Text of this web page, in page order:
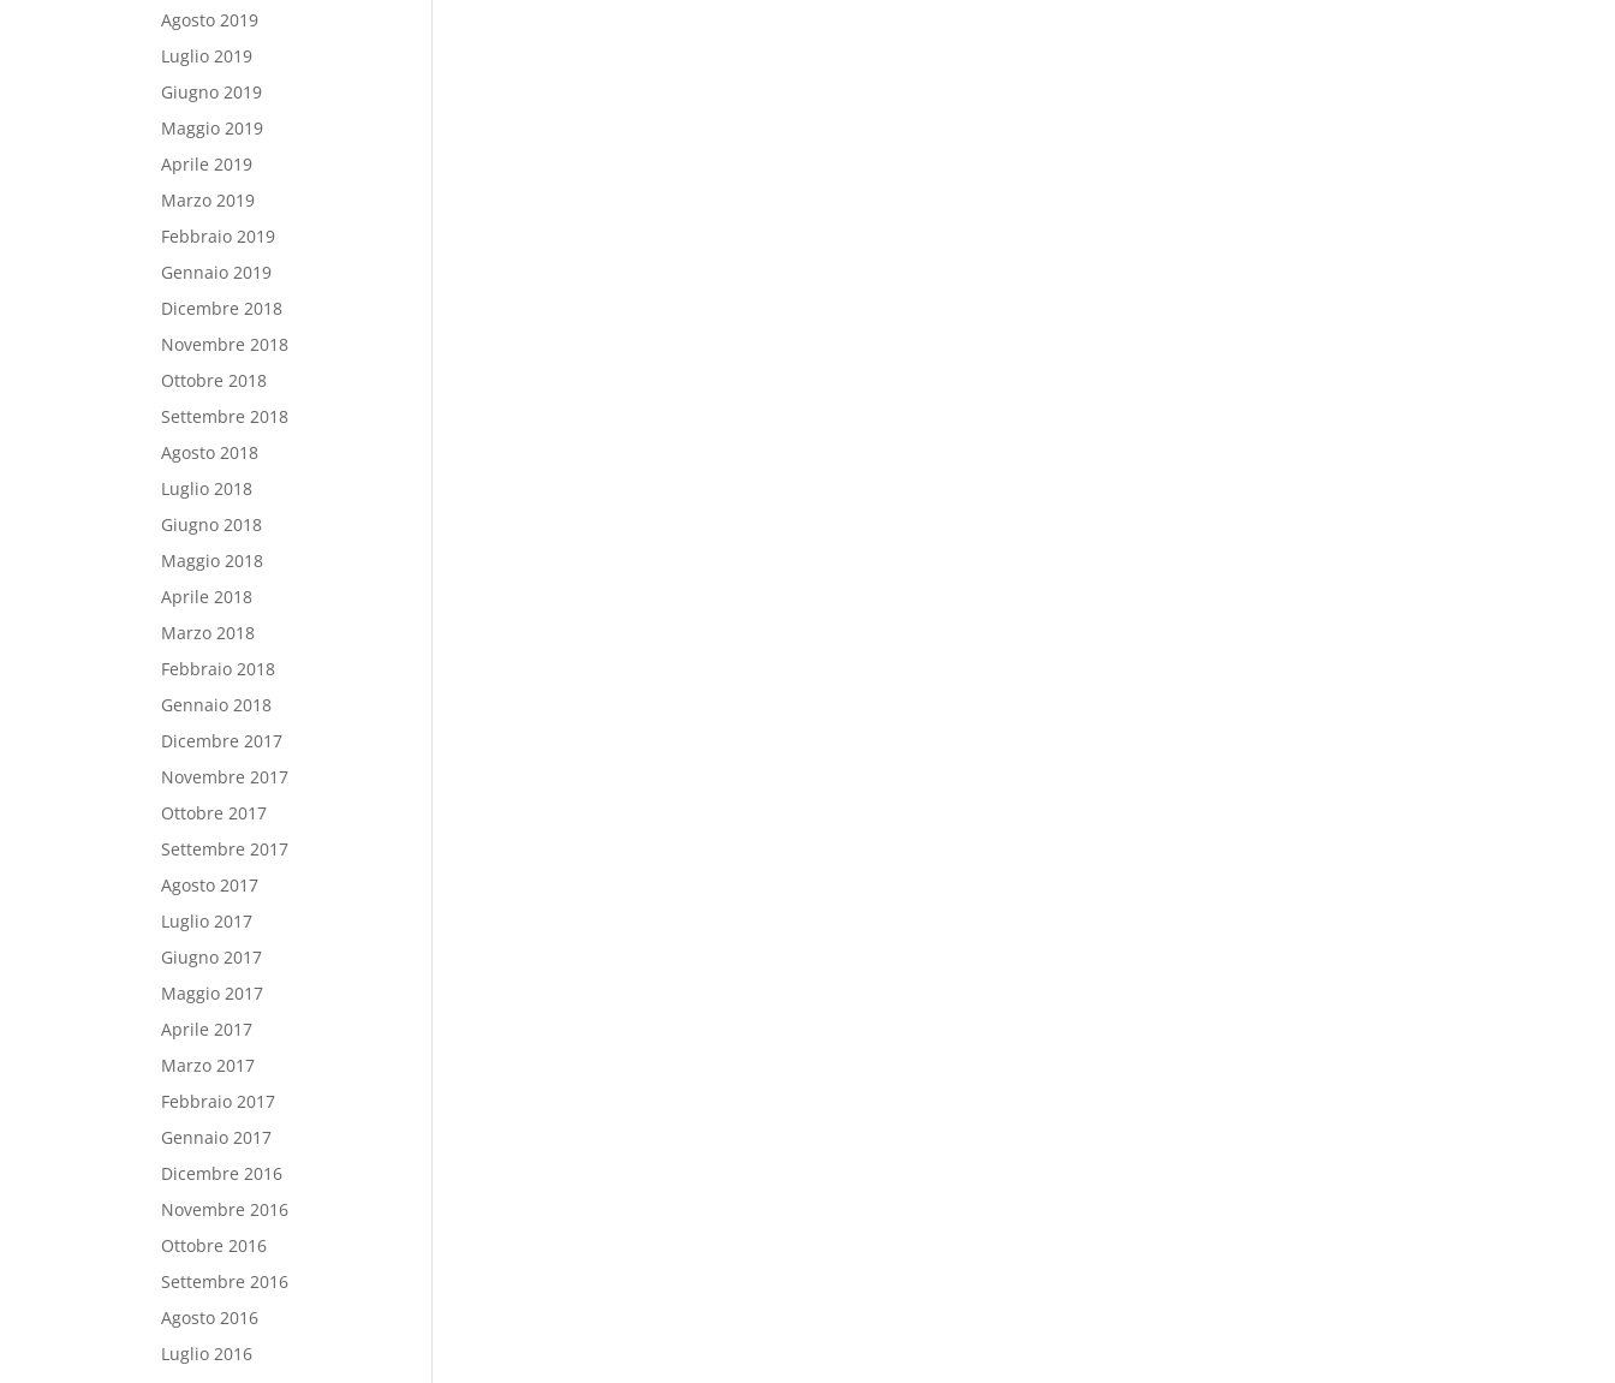
Agosto 2019
Luglio 2019
Giugno 2019
Maggio 2019
Aprile 2019
Marzo 2019
Febbraio 2019
Gennaio 2019
Dicembre 2018
Novembre 2018
Ottobre 2018
Settembre 2018
Agosto 2018
Luglio 2018
Giugno 2018
Maggio 2018
Aprile 2018
Marzo 2018
Febbraio 2018
Gennaio 2018
Dicembre 2017
Novembre 2017
Ottobre 2017
Settembre 2017
Agosto 2017
Luglio 2017
Giugno 2017
Maggio 2017
Aprile 2017
Marzo 2017
Febbraio 2017
Gennaio 2017
Dicembre 2016
Novembre 2016
Ottobre 2016
Settembre 2016
Agosto 2016
Luglio 2016